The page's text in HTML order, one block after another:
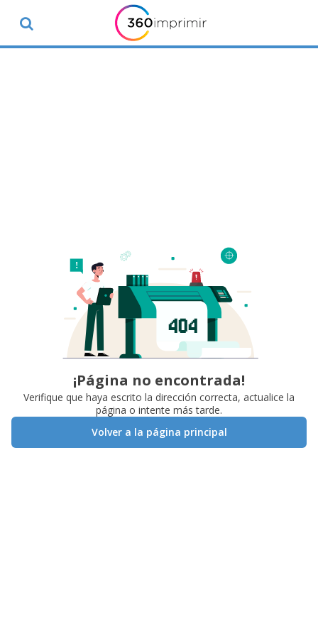
¡Página no encontrada!
Verifique que haya escrito la dirección correcta, actualice la
página o intente más tarde.